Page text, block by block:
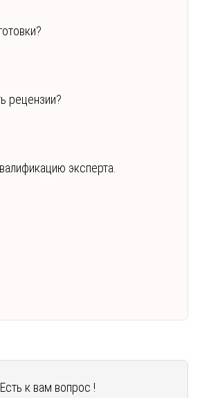
эксперта.
Есть к вам вопрос !